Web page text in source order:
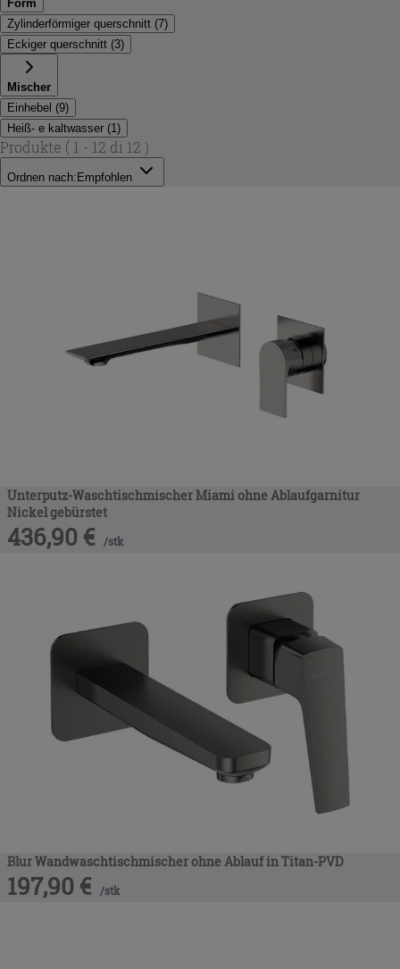
Form
Zylinderförmiger querschnitt (7)
Eckiger querschnitt (3)
Mischer
Einhebel (9)
Heiß- e kaltwasser (1 )
Produkte ( 1 - 12 di 12 )
Ordnen nach: Empfohlen
Unterputz-Waschtischmischer Miami ohne Ablaufgarnitur
Nickel gebürstet
436,90 € /stk
Blur Wandwaschtischmischer ohne Ablauf in Titan-PVD
197,90 € /stk